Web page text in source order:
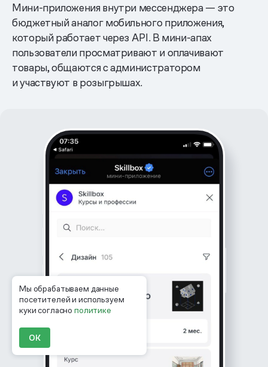
Мы обрабатываем данные
посетителей и используем
куки согласнополитике
ОК
Мини-приложения внутри мессенджера — это
бюджетный аналог мобильного приложения,
который работает через API. В мини-апах
пользователи просматривают и оплачивают
товары, общаются с администратором
и участвуют в розыгрышах.